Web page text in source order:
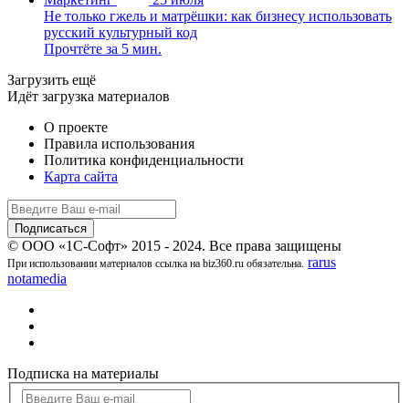
Не только гжель и матрёшки: как бизнесу использовать
русский культурный код
Прочтёте за 5 мин.
Загрузить ещё
Идёт загрузка материалов
О проекте
Правила использования
Политика конфиденциальности
Карта сайта
© ООО «1С-Софт» 2015 - 2024. Все права защищены
При использовании материалов ссылка на biz360.ru обязательна. rarus
notamedia
Подписка на материалы